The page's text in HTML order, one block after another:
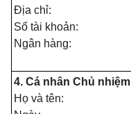
Địa chỉ:
Số tài khoản:
Ngân hàng:
4. Cá nhân Chủ
Họ và tên: